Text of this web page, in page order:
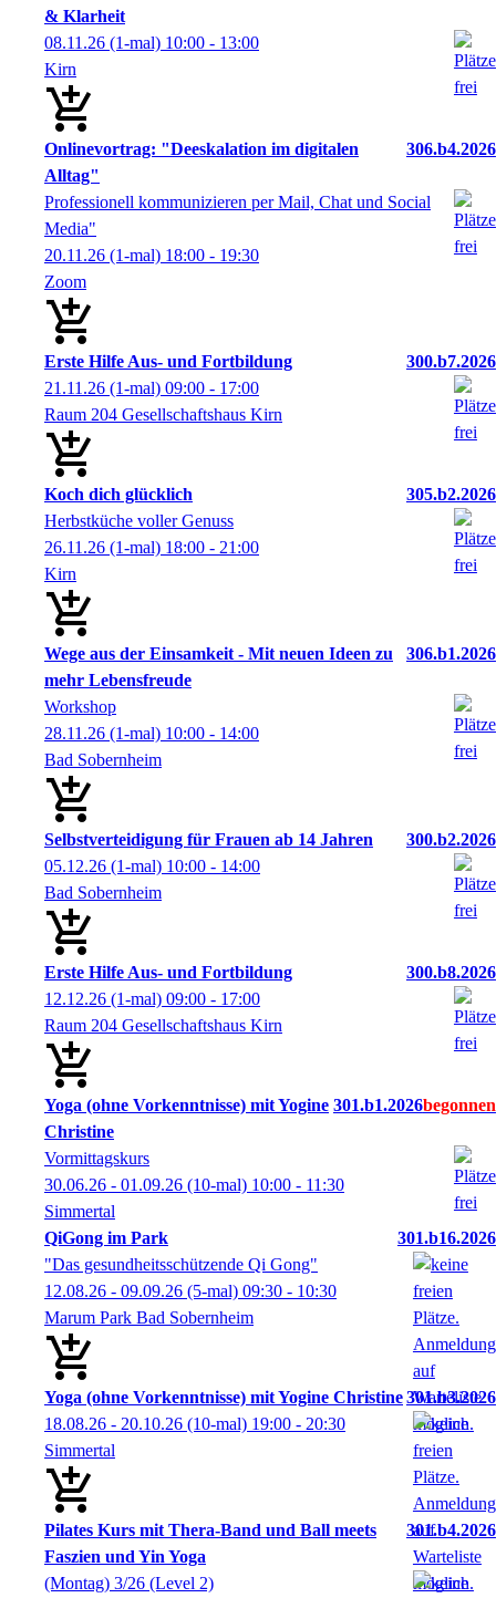
Yoga (ohne Vorkenntnisse) mit Yogine
Christine
301.b1.2026
Vormittagskurs
30.06.26 - 01.09.26 (10-mal) 10:00 - 11:30
Simmertal
QiGong im Park
301.b16.2026
"Das gesundheitsschützende Qi Gong"
12.08.26 - 09.09.26 (5-mal) 09:30 - 10:30
Marum Park Bad Sobernheim
Yoga (ohne Vorkenntnisse) mit Yogine Christine301.b3.2026
18.08.26 - 20.10.26 (10-mal) 19:00 - 20:30
Simmertal
Pilates Kurs mit Thera-Band und Ball meets
Faszien und Yin Yoga
301.b4.2026
(Montag) 3/26 (Level 2)
& Klarheit
08.11.26 (1-mal) 10:00 - 13:00
Kirn
Onlinevortrag: "Deeskalation im digitalen
Alltag"
306.b4.2026
Professionell kommunizieren per Mail, Chat und Social
Media"
20.11.26 (1-mal) 18:00 - 19:30
Zoom
Erste Hilfe Aus- und Fortbildung
300.b7.2026
21.11.26 (1-mal) 09:00 - 17:00
Raum 204 Gesellschaftshaus Kirn
Koch dich glücklich
305.b2.2026
Herbstküche voller Genuss
26.11.26 (1-mal) 18:00 - 21:00
Kirn
Wege aus der Einsamkeit - Mit neuen Ideen zu
mehr Lebensfreude
306.b1.2026
Workshop
28.11.26 (1-mal) 10:00 - 14:00
Bad Sobernheim
Selbstverteidigung für Frauen ab 14 Jahren
300.b2.2026
05.12.26 (1-mal) 10:00 - 14:00
Bad Sobernheim
Erste Hilfe Aus- und Fortbildung
300.b8.2026
12.12.26 (1-mal) 09:00 - 17:00
Raum 204 Gesellschaftshaus Kirn